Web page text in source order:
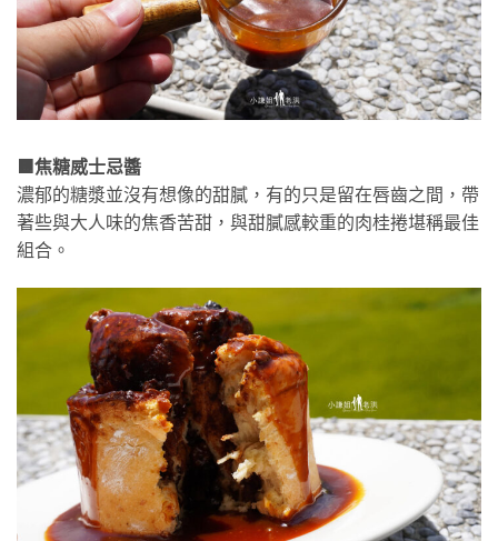
🟧焦糖威士忌醬
濃郁的糖漿並沒有想像的甜膩，有的只是留在唇齒之間，帶
著些與大人味的焦香苦甜，與甜膩感較重的肉桂捲堪稱最佳
組合。